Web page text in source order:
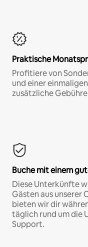
Praktische
Profitiere von
und einer
zusätzliche
Buche mit einem
Diese Unterkünfte
Gästen aus
bieten wir dir
täglich rund um die
Support.